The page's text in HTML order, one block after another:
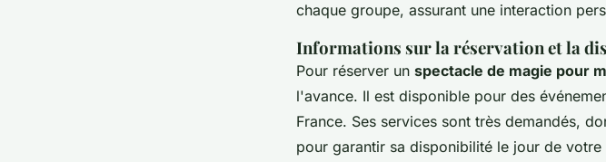
chaque groupe, assurant une interaction
Informations sur la réservation et la
Pour réserver un spectacle de magie pour
l'avance. Il est disponible pour des
France. Ses services sont très demandés,
pour garantir sa disponibilité le jour de votre